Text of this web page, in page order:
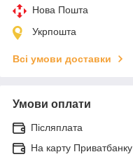
Нова Пошта
Укрпошта
Всі умови доставки
Умови оплати
Післяплата
На карту Приватбанку